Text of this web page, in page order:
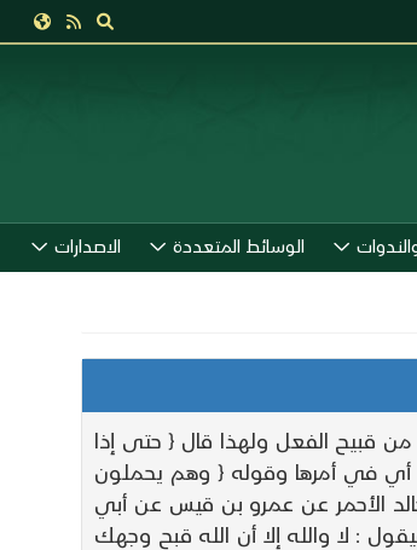
الوسائط المتعددة الاصدارات
قبيح الفعل ولهذا قال { حتى إذا
أي في أمرها وقوله { وهم يحملون
الأحمر عن عمرو بن قيس عن أبي
: لا والله إلا أن الله قبح وجهك